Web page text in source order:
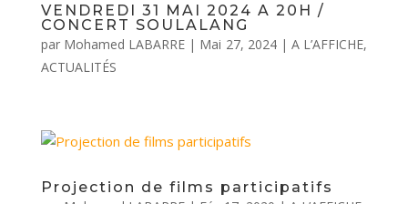
VENDREDI 31 MAI 2024 A 20H /
CONCERT SOULALANG
par Mohamed LABARRE | Mai 27, 2024|A L’AFFICHE,
ACTUALITÉS
Projection de films participatifs